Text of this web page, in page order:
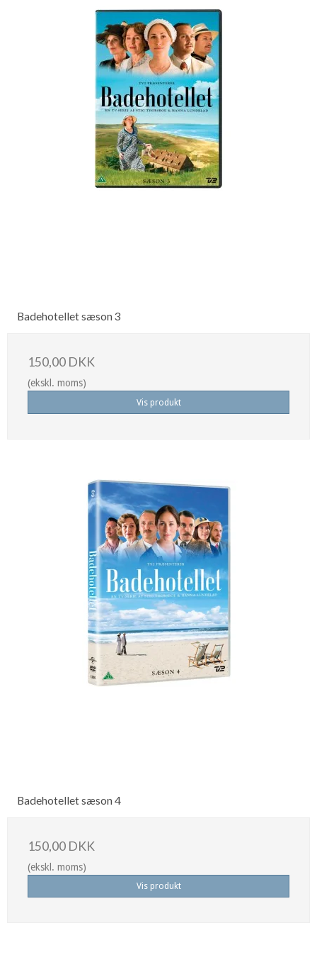
Badehotellet sæson 3
150,00 DKK
(ekskl. moms)
Vis produkt
Badehotellet sæson 4
150,00 DKK
(ekskl. moms)
Vis produkt